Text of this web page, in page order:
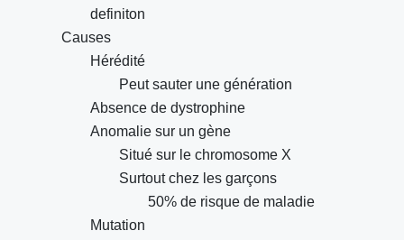
definiton
Causes
Hérédité
Peut sauter une génération
Absence de dystrophine
Anomalie sur un gène
Situé sur le chromosome X
Surtout chez les garçons
50% de risque de maladie
Mutation